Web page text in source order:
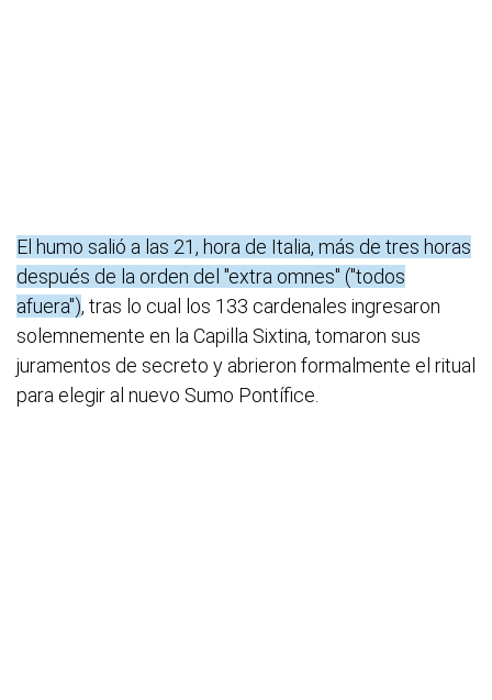
El humo salió a las 21, hora de Italia, más de tres horas
después de la orden del "extra omnes" ("todos
afuera"), tras lo cual los 133 cardenales ingresaron
solemnemente en la Capilla Sixtina, tomaron sus
juramentos de secreto y abrieron formalmente el ritual
para elegir al nuevo Sumo Pontífice.